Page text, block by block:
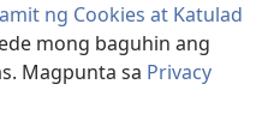
ng Cookies at Katulad
mong baguhin ang
Magpunta sa Privacy